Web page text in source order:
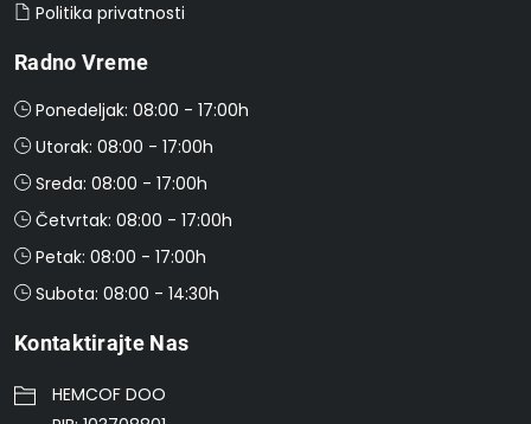
Politika privatnosti
Radno Vreme
Ponedeljak: 08:00 - 17:00h
Utorak: 08:00 - 17:00h
Sreda: 08:00 - 17:00h
Četvrtak: 08:00 - 17:00h
Petak: 08:00 - 17:00h
Subota: 08:00 - 14:30h
Kontaktirajte Nas
HEMCOF DOO